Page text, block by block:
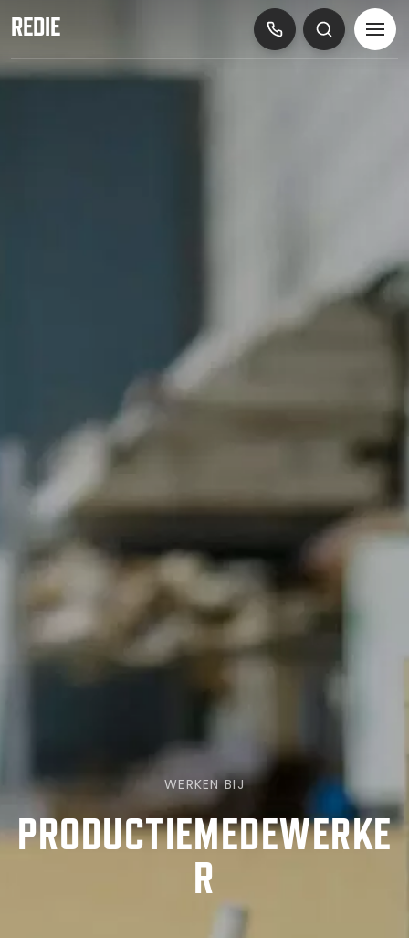
REDIE SLUITEN
Projecten
horeca
ambachtsbedrijven
chocolade- & ijscrafters
Wij werken voor
Organisaties
Ontwikkelaars
Particulieren
Over ons
Co-creatie
Team
Werken bij
WERKEN BIJ
PRODUCTIEMEDEWERKE
R